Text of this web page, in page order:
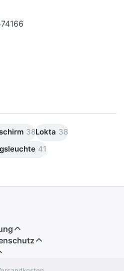
38Lokta 38
41